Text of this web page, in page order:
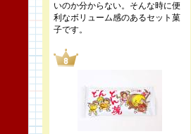
いのか分からない。そんな時に便
利なボリューム感のあるセット菓
子です。